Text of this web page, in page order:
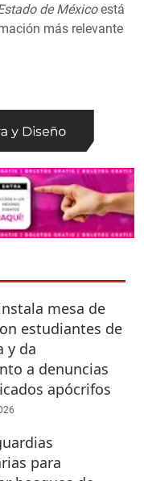
de Méxicoestá
más relevante
mesa de
estudiantes de
y da
a denuncias
apócrifos
para